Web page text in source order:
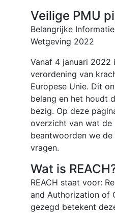
Veilige PMU
Belangrijke
Wetgeving 2022
Vanaf 4 januari 2022
verordening van
Europese Unie. Dit
belang en het houdt
bezig. Op deze
overzicht van wat de
beantwoorden we
vragen.
Wat is
REACH staat voor:
and Authorization of
gezegd betekent